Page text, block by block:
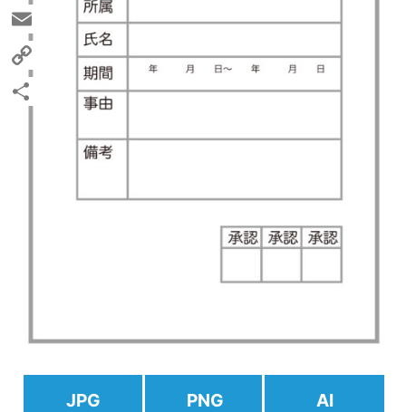
JPG PNG AI
Messenger
Email
Copy